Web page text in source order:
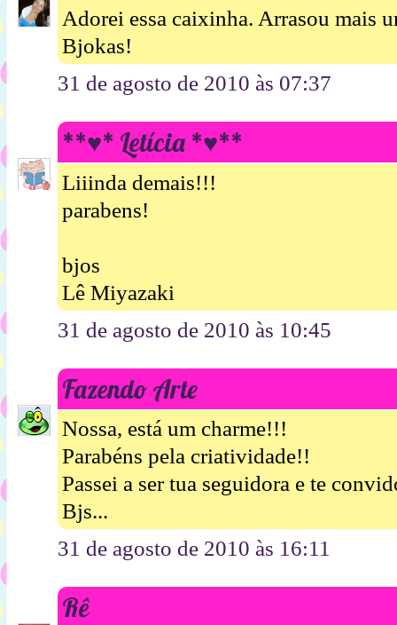
Adorei essa caixinha. Arrasou mais
Bjokas!
31 de agosto de 2010 às 07:37
**♥* Letícia *♥**
Liiinda demais!!!
parabens!
bjos
Lê Miyazaki
31 de agosto de 2010 às 10:45
Fazendo Arte
Nossa, está um charme!!!
Parabéns pela criatividade!!
Passei a ser tua seguidora e te
Bjs...
31 de agosto de 2010 às 16:11
Rê